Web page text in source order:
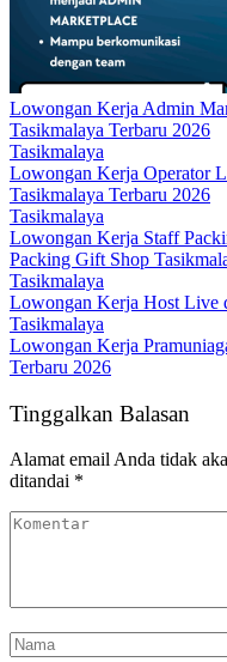
Lowongan Kerja Admin
Tasikmalaya Terbaru 2026
Tasikmalaya
Lowongan Kerja Operator
Tasikmalaya Terbaru 2026
Tasikmalaya
Lowongan Kerja Staff
Packing Gift Shop
Tasikmalaya
Lowongan Kerja Host Live
Tasikmalaya
Lowongan Kerja
Terbaru 2026
Tinggalkan Balasan
Alamat email Anda tidak
ditandai *